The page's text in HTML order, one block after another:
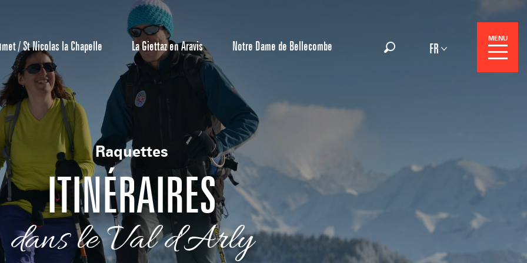
Agenda
Centrale de Réservation
Bons Plans Séjours
/ St Nicolas la Chapelle La Giettaz en Aravis Notre Dame de Bellecombe
Recherche
FR
MENU
Raquettes
ITINÉRAIRES
dans le Val d'Arly